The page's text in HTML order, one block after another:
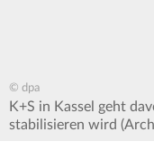
© dpa
K+S in Kassel geht
stabilisieren wird